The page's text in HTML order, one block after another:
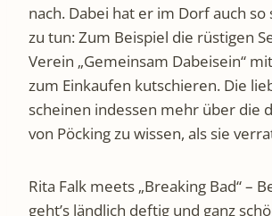
nach. Dabei hat er im Dorf auch so
zu tun: Zum Beispiel die rüstigen
Verein „Gemeinsam Dabeisein“
zum Einkaufen kutschieren. Die
scheinen indessen mehr über die
von Pöcking zu wissen, als sie
Rita Falk meets „Breaking Bad“ –
geht’s ländlich deftig und ganz